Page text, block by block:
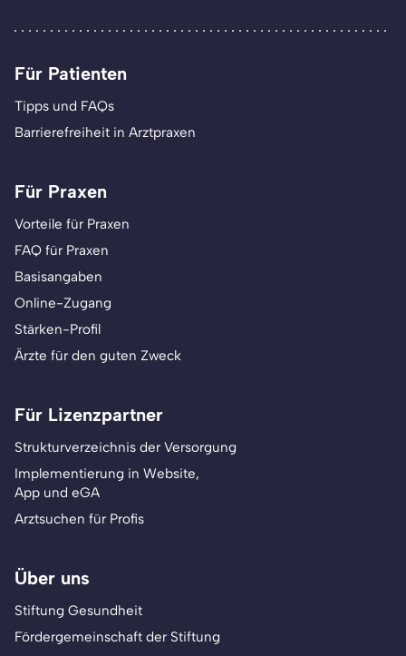
Für Patienten
Tipps und FAQs
Barrierefreiheit in Arztpraxen
Für Praxen
Vorteile für Praxen
FAQ für Praxen
Basisangaben
Online-Zugang
Stärken-Profil
Ärzte für den guten Zweck
Für Lizenzpartner
Strukturverzeichnis der Versorgung
Implementierung in Website,
App und eGA
Arztsuchen für Profis
Über uns
Stiftung Gesundheit
Fördergemeinschaft der Stiftung